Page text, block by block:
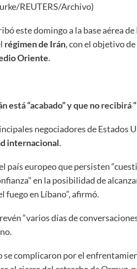
REUTERS/Archivo)
este domingo a la base aérea
régimen de Irán, con el objetivo
Oriente.
está “acabado” y que no recibirá
negociadores de
internacional.
país europeo que persisten
en la posibilidad de
fuego en Líbano”, afirmó.
“varios días de
se complicaron por el